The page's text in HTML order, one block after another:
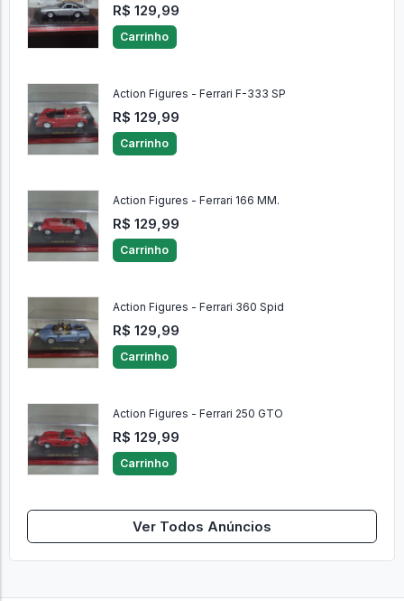
R$ 129,99
Carrinho
Action Figures - Ferrari F-333 SP
R$ 129,99
Carrinho
Action Figures - Ferrari 166 MM.
R$ 129,99
Carrinho
Action Figures - Ferrari 360 Spid
R$ 129,99
Carrinho
Action Figures - Ferrari 250 GTO
R$ 129,99
Carrinho
Ver Todos Anúncios